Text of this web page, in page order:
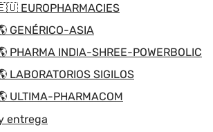
EUROPHARMACIES
GENÉRICO-ASIA
PHARMA INDIA-SHREE-POWERBOLIC
LABORATORIOS SIGILOS
ULTIMA-PHARMACOM
entrega